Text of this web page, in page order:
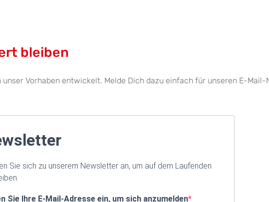
bleiben
Vorhaben entwickelt. Melde Dich dazu einfach für unseren E-
Sie sich zu unserem Newsletter an, um auf dem Laufenden
Sie Ihre E-Mail-Adresse ein, um sich anzumelden